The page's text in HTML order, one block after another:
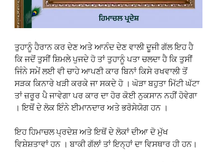
ਤੁਹਾਨੂੰ ਹੈਰਾਨ ਕਰ ਦੇਣ ਅਤੇ ਆਨੰਦ ਦੇਣ ਵਾਲੀ ਦੂਜੀ ਗੱਲ ਇਹ ਹੈ
ਕਿ ਜਦੋਂ ਤੁਸੀਂ ਸ਼ਿਮਲੇ ਪੁਜਦੇ ਹੋ ਤਾਂ ਤੁਹਾਨੂੰ ਪਤਾ ਚਲਦਾ ਹੈ ਕਿ ਤੁਸੀਂ
ਜਿੰਨੇ ਸਮੇਂ ਲਈ ਵੀ ਚਾਹੇ ਆਪਣੀ ਕਾਰ ਬਿਨਾਂ ਕਿਸੇ ਰਖਵਾਲੀ ਤੋਂ
ਸੜਕ ਕਿਨਾਰੇ ਖੜੀ ਕਰਕੇ ਜਾ ਸਕਦੇ ਹੋ । ਘੋੜਾ ਬਹੁਤਾ ਮਿੱਟੀ ਘੱਟਾ
ਤਾਂ ਜ਼ਰੂਰ ਪੈ ਜਾਵੇਗਾ ਪਰ ਕਾਰ ਦਾ ਹੋਰ ਕੋਈ ਨੁਕਸਾਨ ਨਹੀਂ ਹੋਵੇਗਾ
। ਇਥੋਂ ਦੇ ਲੋਕ ਇੰਨੇ ਈਮਾਨਦਾਰ ਅਤੇ ਭਰੋਸੇਯੋਗ ਹਨ ।
ਇਹ ਹਿਮਾਚਲ ਪ੍ਰਦੇਸ਼ ਅਤੇ ਇਥੋਂ ਦੇ ਲੋਕਾਂ ਦੀਆ ਦੋ ਮੁੱਖ
ਵਿਸ਼ੇਸ਼ਤਾਵਾਂ ਹਨ । ਬਾਕੀ ਗੱਲਾਂ ਤਾਂ ਇਨ੍ਹਾਂ ਦਾ ਵਿਸਥਾਰ ਹੀ ਹਨ।